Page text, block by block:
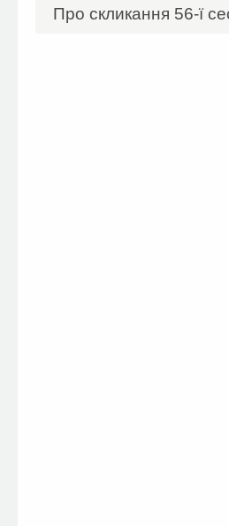
Про скликання 56-ї